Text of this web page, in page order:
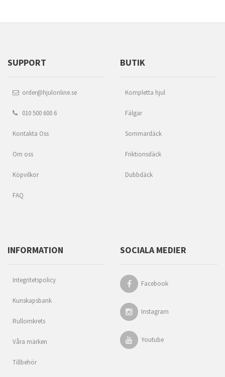
SUPPORT
order@hjulonline.se
010 500 600 6
Kontakta Oss
Om oss
Köpvilkor
FAQ
BUTIK
Kompletta hjul
Fälgar
Sommardäck
Friktionsdäck
Dubbdäck
INFORMATION
Integritetspolicy
Kunskapsbank
Rullomkrets
Våra märken
Tillbehör
SOCIALA MEDIER
Facebook
Instagram
Youtube